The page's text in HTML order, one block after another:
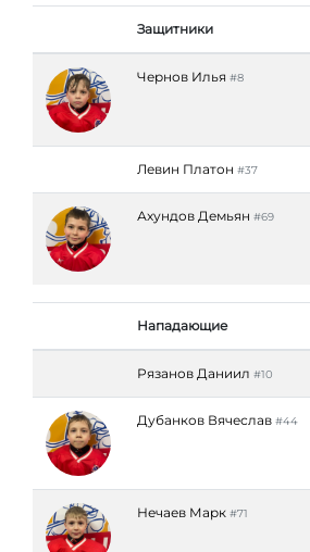
Защитники
Чернов Илья #8
Левин Платон #37
Ахундов Демьян #69
Нападающие
Рязанов Даниил #10
Дубанков Вячеслав #44
Нечаев Марк #71